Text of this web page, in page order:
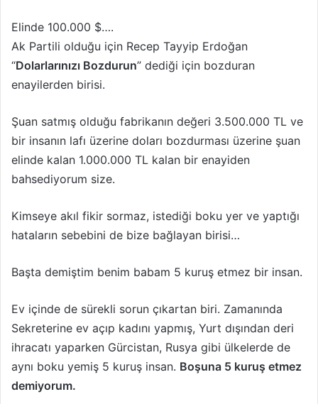
Elinde 100.000 $….
Ak Partili olduğu için Recep Tayyip Erdoğan
“Dolarlarınızı Bozdurun” dediği için bozduran
enayilerden birisi.
Şuan satmış olduğu fabrikanın değeri 3.500.000 TL ve
bir insanın lafı üzerine doları bozdurması üzerine şuan
elinde kalan 1.000.000 TL kalan bir enayiden
bahsediyorum size.
Kimseye akıl fikir sormaz, istediği boku yer ve yaptığı
hataların sebebini de bize bağlayan birisi…
Başta demiştim benim babam 5 kuruş etmez bir insan.
Ev içinde de sürekli sorun çıkartan biri. Zamanında
Sekreterine ev açıp kadını yapmış, Yurt dışından deri
ihracatı yaparken Gürcistan, Rusya gibi ülkelerde de
aynı boku yemiş 5 kuruş insan. Boşuna 5 kuruş etmez
demiyorum.